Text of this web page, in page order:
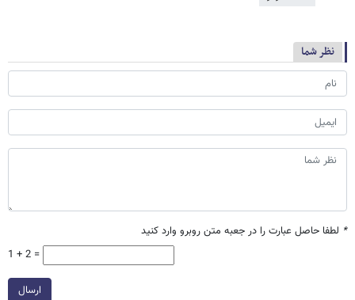
نظر شما
* لطفا حاصل عبارت را در جعبه متن روبرو وارد کنید
1 + 2 =
ارسال